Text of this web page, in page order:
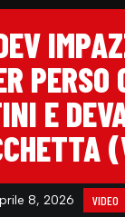
PERSO
E
8, 2026 VIDEO